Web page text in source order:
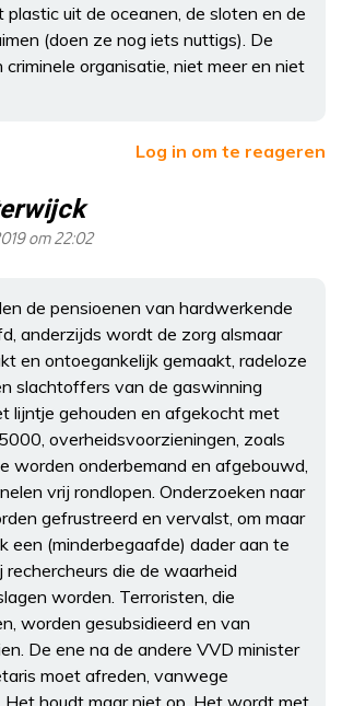
uit de oceanen, de sloten en de
(doen ze nog iets nuttigs). De
criminele organisatie, niet meer en niet
Log in om te reageren
om 22:02
de pensioenen van hardwerkende
anderzijds wordt de zorg alsmaar
en ontoegankelijk gemaakt, radeloze
slachtoffers van de gaswinning
lijntje gehouden en afgekocht met
overheidsvoorzieningen, zoals
worden onderbemand en afgebouwd,
vrij rondlopen. Onderzoeken naar
gefrustreerd en vervalst, om maar
een (minderbegaafde) dader aan te
die de waarheid
worden. Terroristen, die
worden gesubsidieerd en van
De ene na de andere VVD minister
moet afreden, vanwege
Het houdt maar niet op. Het wordt met